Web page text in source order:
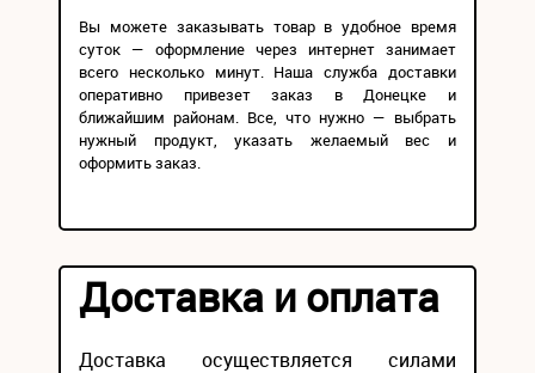
Вы можете заказывать товар в удобное время
суток — оформление через интернет занимает
всего несколько минут. Наша служба доставки
оперативно привезет заказ в Донецке и
ближайшим районам. Все, что нужно — выбрать
нужный продукт, указать желаемый вес и
оформить заказ.
Доставка и оплата
Доставка осуществляется силами